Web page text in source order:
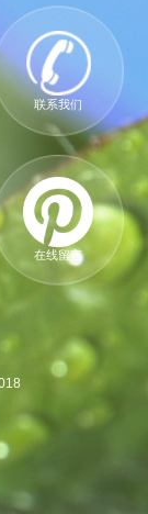
联系我们
在线留言